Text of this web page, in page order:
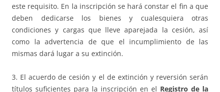
este requisito. En la inscripción se hará constar el fin a que
deben dedicarse los bienes y cualesquiera otras
condiciones y cargas que lleve aparejada la cesión, así
como la advertencia de que el incumplimiento de las
mismas dará lugar a su extinción.
3. El acuerdo de cesión y el de extinción y reversión serán
títulos suficientes para la inscripción en el Registro de la